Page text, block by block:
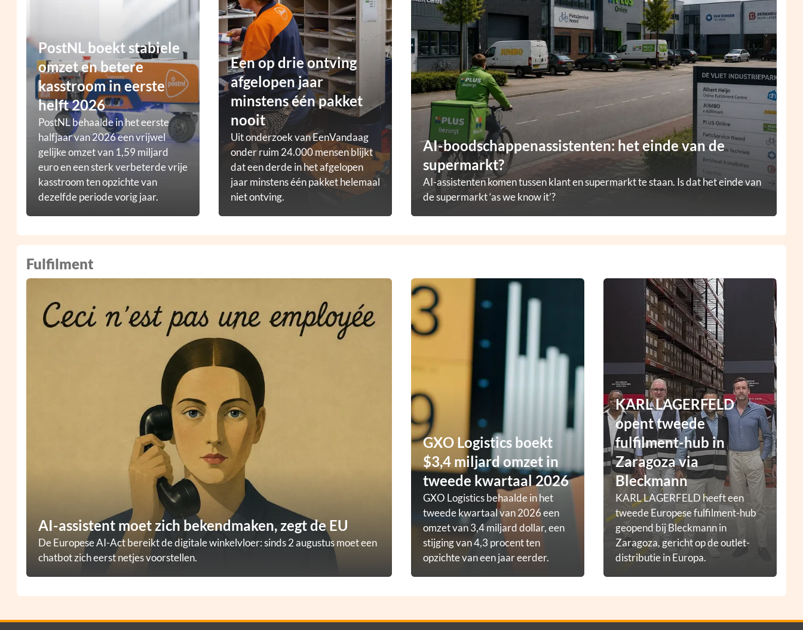
AI-boodschappenassistenten: het einde van de
supermarkt?
AI-assistenten komen tussen klant en supermarkt te staan. Is dat het einde van
de supermarkt ‘as we know it’?
PostNL boekt stabiele
omzet en betere
kasstroom in eerste
helft 2026
PostNL behaalde in het eerste
halfjaar van 2026 een vrijwel
gelijke omzet van 1,59 miljard
euro en een sterk verbeterde vrije
kasstroom ten opzichte van
dezelfde periode vorig jaar.
Een op drie ontving
afgelopen jaar
minstens één pakket
nooit
Uit onderzoek van EenVandaag
onder ruim 24.000 mensen blijkt
dat een derde in het afgelopen
jaar minstens één pakket helemaal
niet ontving.
Fulfilment
AI-assistent moet zich bekendmaken, zegt de EU
De Europese AI-Act bereikt de digitale winkelvloer: sinds 2 augustus moet een
chatbot zich eerst netjes voorstellen.
GXO Logistics boekt
$3,4 miljard omzet in
tweede kwartaal 2026
GXO Logistics behaalde in het
tweede kwartaal van 2026 een
omzet van 3,4 miljard dollar, een
stijging van 4,3 procent ten
opzichte van een jaar eerder.
KARL LAGERFELD
opent tweede
fulfilment-hub in
Zaragoza via
Bleckmann
KARL LAGERFELD heeft een
tweede Europese fulfilment-hub
geopend bij Bleckmann in
Zaragoza, gericht op de outlet-
distributie in Europa.